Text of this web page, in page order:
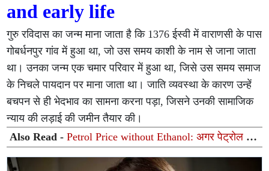
and early life
गुरु रविदास का जन्म माना जाता है कि 1376 ईस्वी में वाराणसी के पास
गोबर्धनपुर गांव में हुआ था, जो उस समय काशी के नाम से जाना जाता
था। उनका जन्म एक चमार परिवार में हुआ था, जिसे उस समय समाज
के निचले पायदान पर माना जाता था। जाति व्यवस्था के कारण उन्हें
बचपन से ही भेदभाव का सामना करना पड़ा, जिसने उनकी सामाजिक
न्याय की लड़ाई की जमीन तैयार की।
Also Read -Petrol Price without Ethanol: अगर पेट्रोल में
इथेनॉल न होता तो किस रेट पर बिकता तेल? सरकार ने संसद में
समझाया पूरा गणित